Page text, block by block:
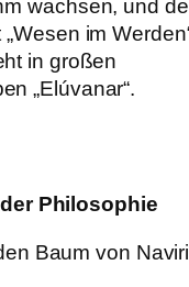
Philosophie
Baum von Naviri